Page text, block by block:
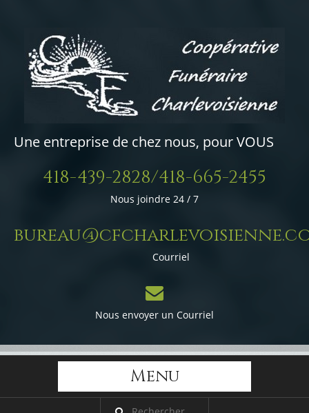
Une entreprise de chez nous, pour VOUS
418-439-2828/418-665-2455
Nous joindre 24 / 7
Courriel
Nous envoyer un Courriel
Menu